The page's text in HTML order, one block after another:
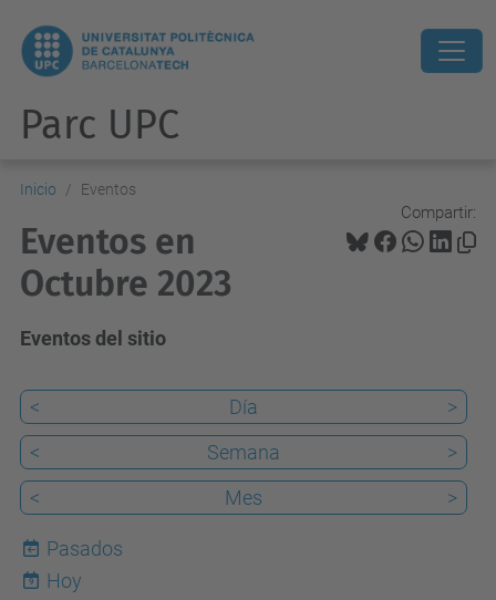
Parc UPC
Inicio Eventos
Compartir:
Eventos en
Octubre 2023
Eventos del sitio
< Día
>
<
Semana
>
<
Mes >
Pasados
9
Hoy